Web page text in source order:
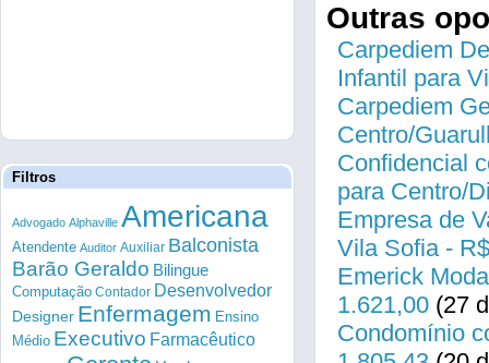
Outras
Carpediem
Infantil para
Carpediem
Centro/
Confidencial
para Centro/
Empresa de
Vila Sofia -
Emerick
1.621,00 (27
Condomínio
Filtros
Advogado Alphaville Americana
Atendente Auditor Auxiliar Balconista
Barão Geraldo Bilingue
Computação Contador Desenvolvedor
Designer Enfermagem Ensino
Médio Executivo Farmacêutico